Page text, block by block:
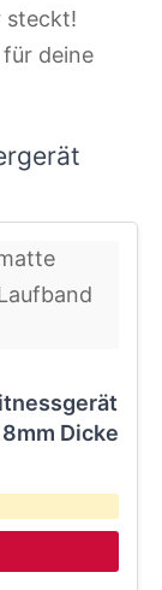
steckt!
deine
Dicke